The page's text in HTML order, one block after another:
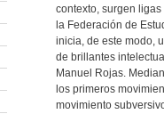
contexto, surgen
la Federación de
inicia, de este modo,
de brillantes
Manuel Rojas.
los primeros
movimiento